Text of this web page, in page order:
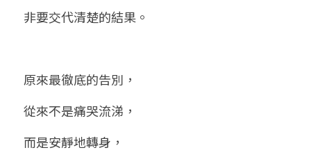
非要交代清楚的結果。
原來最徹底的告別，
從來不是痛哭流涕，
而是安靜地轉身，